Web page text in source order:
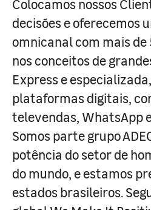
Colocamos nossos
decisões e oferecemos
omnicanal com mais de
nos conceitos de
Express e
plataformas digitais,
televendas, WhatsApp
Somos parte grupo
potência do setor de
do mundo, e estamos
estados brasileiros.